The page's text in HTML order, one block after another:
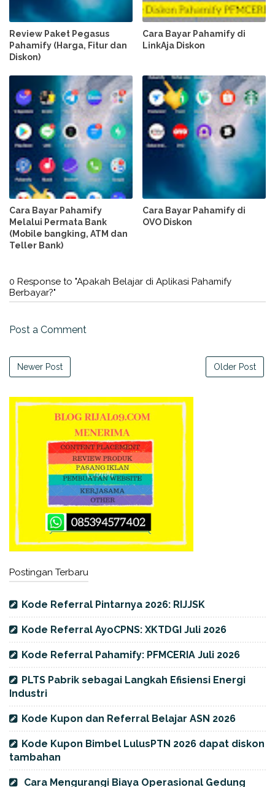
Review Paket Pegasus
Pahamify (Harga, Fitur dan
Diskon)
Cara Bayar Pahamify di
LinkAja Diskon
Cara Bayar Pahamify
Melalui Permata Bank
(Mobile bangking, ATM dan
Teller Bank)
Cara Bayar Pahamify di
OVO Diskon
0 Response to "Apakah Belajar di Aplikasi Pahamify
Berbayar?"
Post a Comment
Newer Post Older Post
Postingan Terbaru
Kode Referral Pintarnya 2026: RIJJSK
Kode Referral AyoCPNS: XKTDGI Juli 2026
Kode Referral Pahamify: PFMCERIA Juli 2026
PLTS Pabrik sebagai Langkah Efisiensi Energi
Industri
Kode Kupon dan Referral Belajar ASN 2026
Kode Kupon Bimbel LulusPTN 2026 dapat diskon
tambahan
Cara Mengurangi Biaya Operasional Gedung